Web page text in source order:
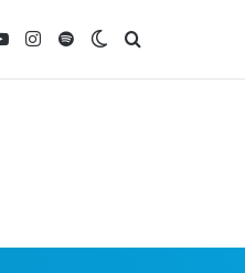
YouTubeInstagram
SpotifySwitch skin